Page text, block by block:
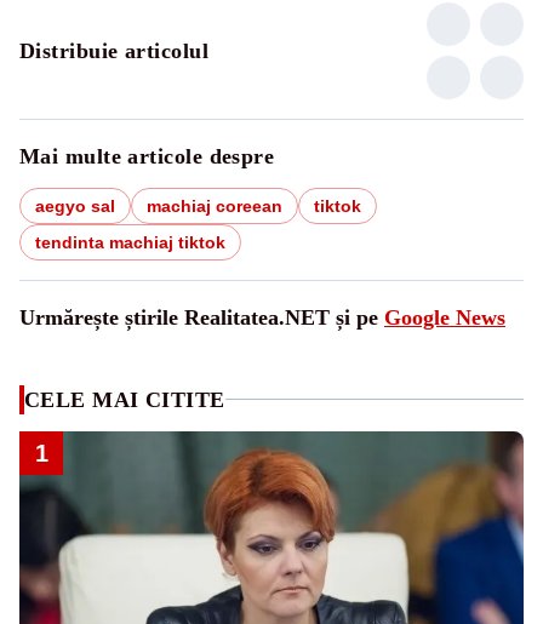
Distribuie articolul
Mai multe articole despre
aegyo sal machiaj coreean
tiktok
tendinta machiaj tiktok
Urmărește știrile Realitatea.NET și pe Google News
CELE MAI CITITE
1